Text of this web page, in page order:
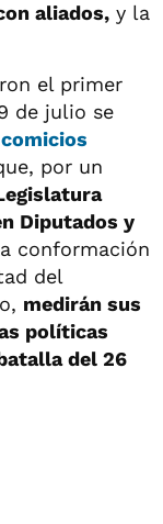
aliados, y la
el primer
de julio se
comicios
por un
Diputados y
conformación
del
medirán sus
políticas
del 26